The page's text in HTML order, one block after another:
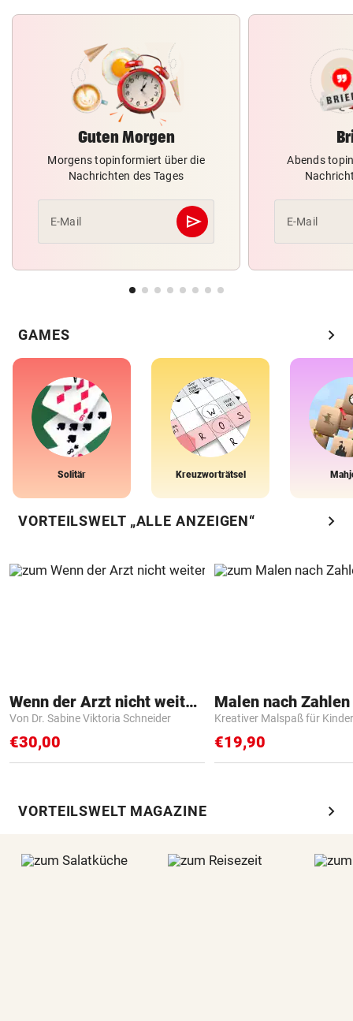
Guten Morgen
Morgens topinformiert über die
Nachrichten des Tages
E-Mail send
Abschicken
Abends
E-Mail
GAMES chevron_right
Solitär Kreuzworträtsel
VORTEILSWELT „ALLE ANZEIGEN“ chevron_right
Wenn der Arzt nicht weiter weiß
Von Dr. Sabine Viktoria Schneider
€30,00
Kreativer Malspaß für Kinder
€19,90
VORTEILSWELT MAGAZINE chevron_right